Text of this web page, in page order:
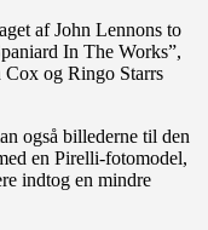
af John Lennons to
In The Works”,
og Ringo Starrs
også billederne til den
en Pirelli-fotomodel,
indtog en mindre